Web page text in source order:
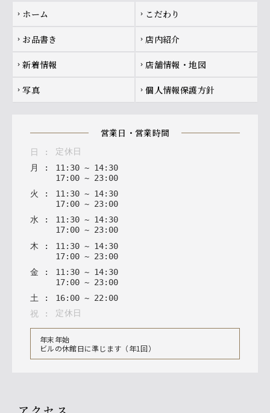
Footer navigation
chevron_right ホーム chevron_right こだわり
chevron_right お品書き chevron_right 店内紹介
chevron_right 新着情報 chevron_right 店舗情報・地図
chevron_right 写真 chevron_right 個人情報保護方針
営業日・営業時間
日 :
定休日
月
: 11 : 30 ~ 14: 30
17: 00 ~ 23: 00
火
: 11: 30 ~ 14: 30
17: 00 ~ 23: 00
水 : 11: 30 ~ 14: 30
17: 00 ~ 23: 00
木 : 11 : 30 ~ 14: 30
17: 00 ~ 23: 00
金 : 11 : 30 ~ 14: 30
17: 00 ~ 23: 00
土 : 16: 00 ~ 22 : 00
祝 : 定休日
年末年始
ビルの休館日に準じます（年1回）